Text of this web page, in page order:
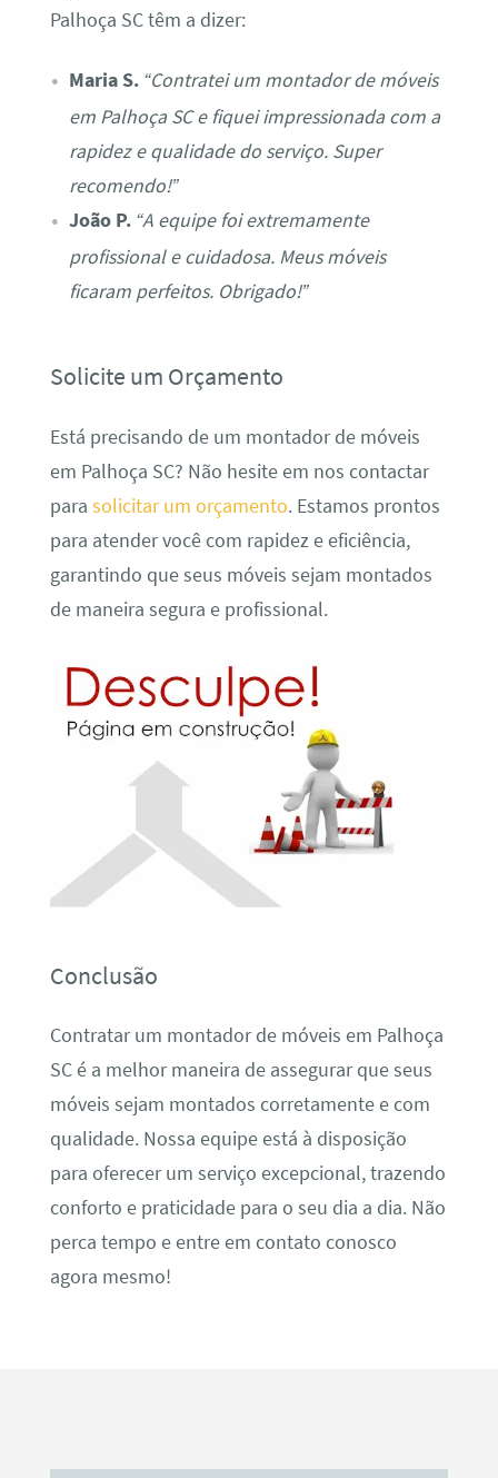
Palhoça SC têm a dizer:
Maria S. “Contratei um montador de móveis
em Palhoça SC e fiquei impressionada com a
rapidez e qualidade do serviço. Super
recomendo!”
João P. “A equipe foi extremamente
profissional e cuidadosa. Meus móveis
ficaram perfeitos. Obrigado!”
Solicite um Orçamento
Está precisando de um montador de móveis
em Palhoça SC? Não hesite em nos contactar
para solicitar um orçamento. Estamos prontos
para atender você com rapidez e eficiência,
garantindo que seus móveis sejam montados
de maneira segura e profissional.
Conclusão
Contratar um montador de móveis em Palhoça
SC é a melhor maneira de assegurar que seus
móveis sejam montados corretamente e com
qualidade. Nossa equipe está à disposição
para oferecer um serviço excepcional, trazendo
conforto e praticidade para o seu dia a dia. Não
perca tempo e entre em contato conosco
agora mesmo!